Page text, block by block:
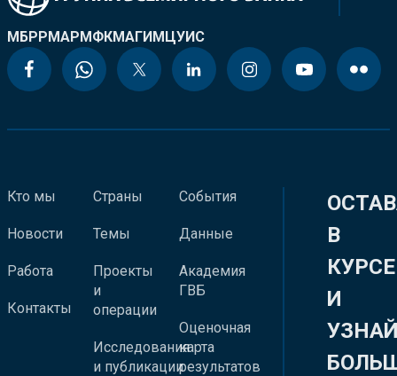
МБРРМАРМФКМАГИМЦУИС
Кто мы
Новости
Работа
Контакты
Страны
Темы
Проекты
и
операции
Исследования
и публикации
События
Данные
Академия
ГВБ
Оценочная
карта
результатов
В
КУРСЕ
И